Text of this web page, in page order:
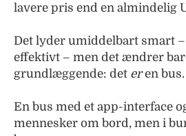
lavere pris end en almindelig
Det lyder umiddelbart smart
effektivt – men det ændrer
grundlæggende: det eren bus.
En bus med et app-interface
mennesker om bord, men i